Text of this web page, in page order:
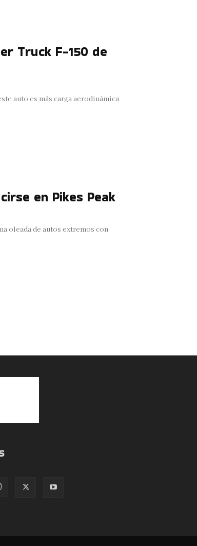
Truck F-150 de
auto es más carga aerodinámica
en Pikes Peak
oleada de autos extremos con